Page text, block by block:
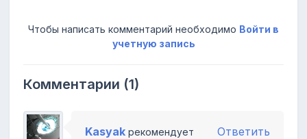
Чтобы написать комментарий необходимо Войти в
учетную запись
Комментарии (1)
Kasyak рекомендует Ответить